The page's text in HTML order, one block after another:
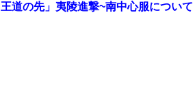
道の先」夷陵進撃~南中心服について